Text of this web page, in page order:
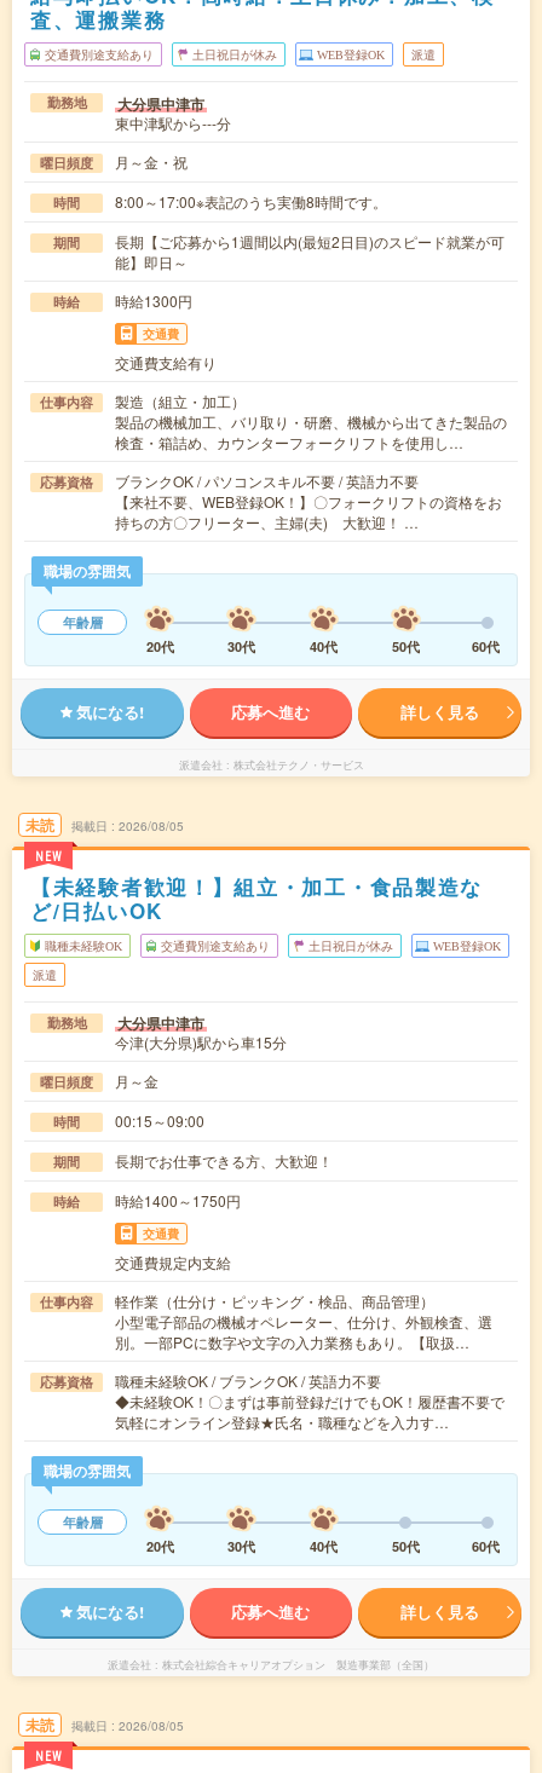
査、運搬業務
交通費別途支給あり 土日祝日が休み WEB登録OK 派遣
勤務地 大分県中津市
東中津駅から---分
曜日頻度 月～金・祝
時間 8:00～17:00※表記のうち実働8時間です。
期間
長期【ご応募から1週間以内(最短2日目)のスピード就業が可
能】即日～
時給 時給1300円
交通費
交通費支給有り
仕事内容
製造（組立・加工）
製品の機械加工、バリ取り・研磨、機械から出てきた製品の
検査・箱詰め、カウンターフォークリフトを使用し…
応募資格
ブランクOK / パソコンスキル不要 / 英語力不要
【来社不要、WEB登録OK！】〇フォークリフトの資格をお
持ちの方〇フリーター、主婦(夫) 大歓迎！ …
職場の雰囲気
年齢層
20代
30代 40代 50代 60代
気になる! 応募へ進む 詳しく見る
派遣会社 株式会社テクノ・サービス
未読
NEW
掲載日 2026/08/05
【未経験者歓迎！】組立・加工・食品製造な
ど/日払いOK
職種未経験OK 交通費別途支給あり 土日祝日が休み WEB登録OK
派遣
勤務地 大分県中津市
今津(大分県)駅から車15分
曜日頻度 月～金
時間 00:15～09:00
期間 長期でお仕事できる方、大歓迎！
時給 時給1400～1750円
交通費
交通費規定内支給
仕事内容
軽作業（仕分け・ピッキング・検品、商品管理）
小型電子部品の機械オペレーター、仕分け、外観検査、選
別。一部PCに数字や文字の入力業務もあり。【取扱…
応募資格
職種未経験OK / ブランクOK / 英語力不要
◆未経験OK！〇まずは事前登録だけでもOK！履歴書不要で
気軽にオンライン登録★氏名・職種などを入力す…
職場の雰囲気
年齢層
20代
30代 40代 50代 60代
気になる! 応募へ進む 詳しく見る
派遣会社 株式会社綜合キャリアオプション 製造事業部（全国）
未読
NEW
掲載日 2026/08/05